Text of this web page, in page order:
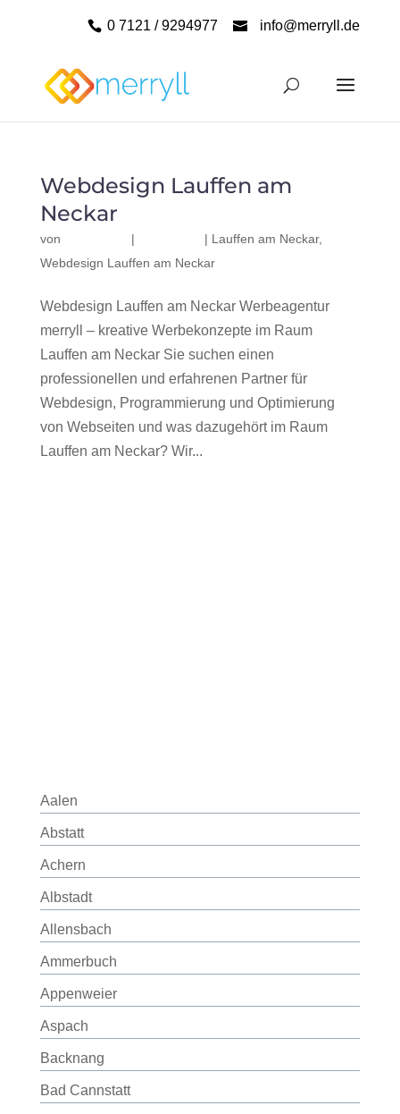
0 7121 / 9294977 info@merryll.de
Webdesign Lauffen am
Neckar
von | | Lauffen am Neckar,
Webdesign Lauffen am Neckar
Webdesign Lauffen am Neckar Werbeagentur
merryll – kreative Werbekonzepte im Raum
Lauffen am Neckar Sie suchen einen
professionellen und erfahrenen Partner für
Webdesign, Programmierung und Optimierung
von Webseiten und was dazugehört im Raum
Lauffen am Neckar? Wir...
Aalen
Abstatt
Achern
Albstadt
Allensbach
Ammerbuch
Appenweier
Aspach
Backnang
Bad Cannstatt